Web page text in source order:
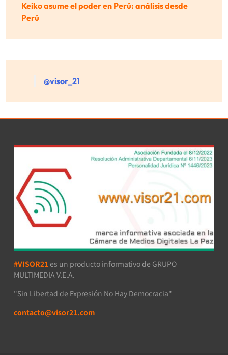
Keiko asume el poder en Perú: análisis desde
Perú
@visor_21
#VISOR21 es un producto informativo de GRUPO
MULTIMEDIA V.E.A.
"Sin Libertad de Expresión No Hay Democracia"
contacto@visor21.com